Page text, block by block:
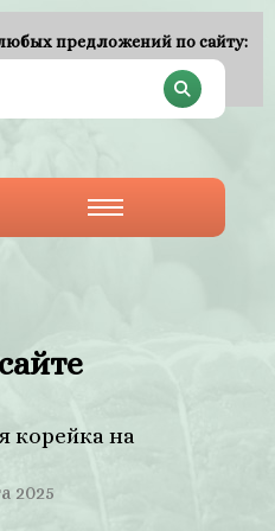
корейка на
2025
предложений по сайту: